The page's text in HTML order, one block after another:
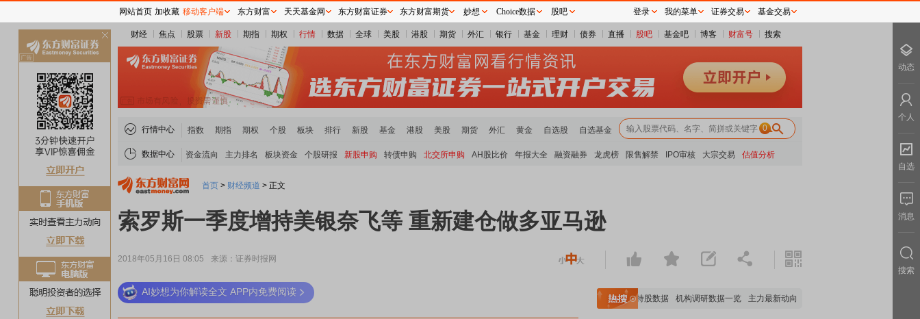
财经 焦点 股票 新股 期指 期权 行情 数据 全球 美股 港股 期货 外汇 银行 基金 理财 债券 直播 股吧 基金吧 博客 财富号 搜索
行情中心 指数 期指 期权 个股 板块 排行 新股 基金 港股 美股 期货 外汇 黄金 自选股 自选基金 0
数据中心 资金流向 主力排名 板块资金 个股研报 新股申购 转债申购 北交所申购 AH股比价 年报大全 融资融券 龙虎榜 限售解禁 IPO审核 大宗交易 估值分析
首页 > 财经频道 > 正文
索罗斯一季度增持美银奈飞等 重新建仓做多亚马逊
2018年05月16日 08:05 来源：证券时报网
AI妙想为你解读全文 APP内免费阅读
稀土板块领涨 重要机构持股数据 机构调研数据一览 主力最新动向 上市公司限售股解禁一览
网站首页 加收藏 移动客户端 东方财富 天天基金网 东方财富证券 东方财富期货 妙想 Choice数据 股吧 登录 我的菜单 证券交易 基金交易
动态
个人
自选
消息
搜索
关